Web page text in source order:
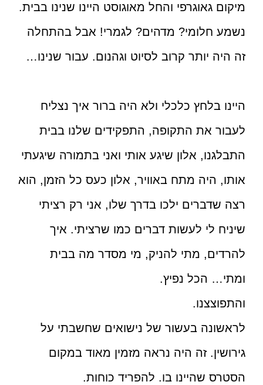
מיקום גאוגרפי והחל מאוגוסט היינו שנינו בבית.
נשמע חלומי? מדהים? לגמרי! אבל בהתחלה
זה היה יותר קרוב לסיוט וגהנום. עבור שנינו…
היינו בלחץ כלכלי ולא היה ברור איך נצליח
לעבור את התקופה, התפקידים שלנו בבית
התבלגנו, אלון שיגע אותי ואני בתמורה שיגעתי
אותו, היה מתח באוויר, אלון כעס כל הזמן, הוא
רצה שדברים ילכו בדרך שלו, אני רק רציתי
שיניח לי לעשות דברים כמו שרציתי. איך
להרדים, מתי להניק, מי מסדר מה בבית
ומתי… הכל נפיץ.
והתפוצצנו.
לראשונה בעשור של נישואים שחשבתי על
גירושין. זה היה נראה מזמין מאוד במקום
הסטרס שהיינו בו. להפריד כוחות.